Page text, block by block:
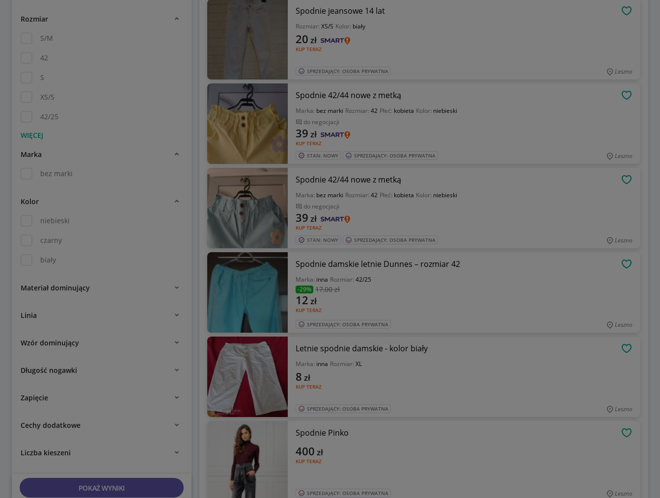
Rozmiar
S/M
42
S
XS/S
42/25
Marka
bez marki
Kolor
niebieski
czarny
biały
Materiał dominujący
Linia
Wzór dominujący
Długość nogawki
Zapięcie
Cechy dodatkowe
Liczba kieszeni
POKAŻ WYNIKI
Spodnie jeansowe 14 lat
Rozmiar: XS/S Kolor: biały
KUP TERAZ
20 zł
SPRZEDAJĄCY: OSOBA PRYWATNA Leszno
Spodnie 42/44 nowe z metką
Marka: bez marki Rozmiar: 42 Płeć: kobieta Kolor: niebieski
do negocjacji
KUP TERAZ
39 zł
STAN: NOWY SPRZEDAJĄCY: OSOBA PRYWATNA Leszno
Spodnie 42/44 nowe z metką
Marka: bez marki Rozmiar: 42 Płeć: kobieta Kolor: niebieski
do negocjacji
KUP TERAZ
39 zł
STAN: NOWY SPRZEDAJĄCY: OSOBA PRYWATNA Leszno
Spodnie damskie letnie Dunnes – rozmiar 42
Marka: inna Rozmiar: 42/25
-29% 17,00 zł
KUP TERAZ
12 zł
SPRZEDAJĄCY: OSOBA PRYWATNA Leszno
Letnie spodnie damskie - kolor biały
Marka: inna Rozmiar: XL
KUP TERAZ
8 zł
SPRZEDAJĄCY: OSOBA PRYWATNA Leszno
Spodnie Pinko
KUP TERAZ
400 zł
SPRZEDAJĄCY: OSOBA PRYWATNA Leszno